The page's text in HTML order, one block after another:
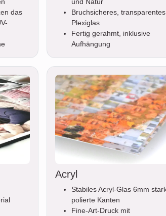
das
und Natur
Bruchsicheres, transparentes
Plexiglas
Fertig gerahmt, inklusive
Aufhängung
Acryl
Stabiles Acryl-Glas 6mm
polierte Kanten
Fine-Art-Druck mit